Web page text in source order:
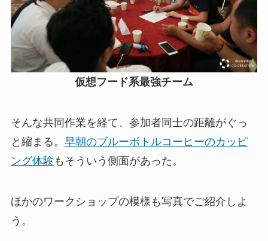
仮想フード系最強チーム
そんな共同作業を経て、参加者同士の距離がぐっ
と縮まる。 早朝のブルーボトルコーヒーのカッピ
ング体験 もそういう側面があった。
ほかのワークショップの模様も写真でご紹介しよ
う。